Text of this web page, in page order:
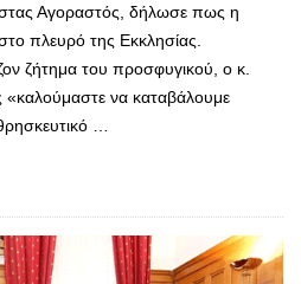
Αγοραστός, δήλωσε πως η
πλευρό της Εκκλησίας.
ζήτημα του προσφυγικού, ο κ.
να καταβάλουμε
…